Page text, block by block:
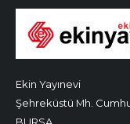
Ekin Yayınevi
Şehreküstü Mh.